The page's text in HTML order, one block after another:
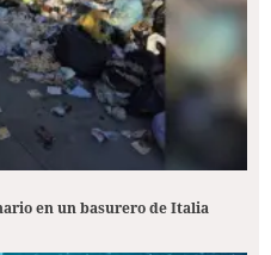
en un basurero de Italia